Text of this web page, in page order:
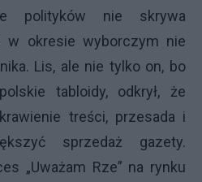
polityków nie skrywa
w okresie wyborczym nie
Lis, ale nie tylko on, bo
tabloidy, odkrył, że
treści, przesada i
sprzedaż gazety.
„Uważam Rze” na rynku